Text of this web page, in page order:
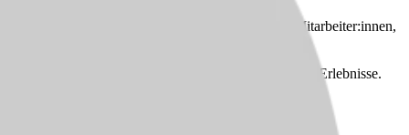
schaffen eine positive Atmosphäre – sie lädt Mitarbeiter:innen,
entstehen echte Verbindungen und besondere Erlebnisse.
Mitarbeiter:innen profitieren von einem sicheren